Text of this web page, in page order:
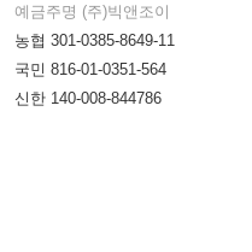
예금주명 (주)빅앤조이
농협 301-0385-8649-11
국민 816-01-0351-564
신한 140-008-844786